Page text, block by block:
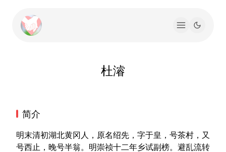
杜濬
简介
明末清初湖北黄冈人，原名绍先，字于皇，号茶村，又
号西止，晚号半翁。明崇祯十二年乡试副榜。避乱流转